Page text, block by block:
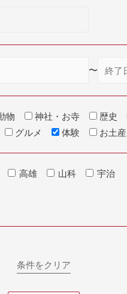
〜
物 神社・お寺 歴史
グルメ 体験 お土
高雄 山科 宇治
条件をクリア